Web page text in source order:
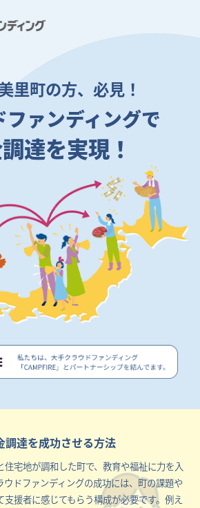
里町の方、必見！
ファンディングで
達を実現！
調達を成功させる方法
住宅地が調和した町で、教育や福祉に力を入
ウドファンディングの成功には、町の課題や
支援者に感じてもらう構成が必要です。例え